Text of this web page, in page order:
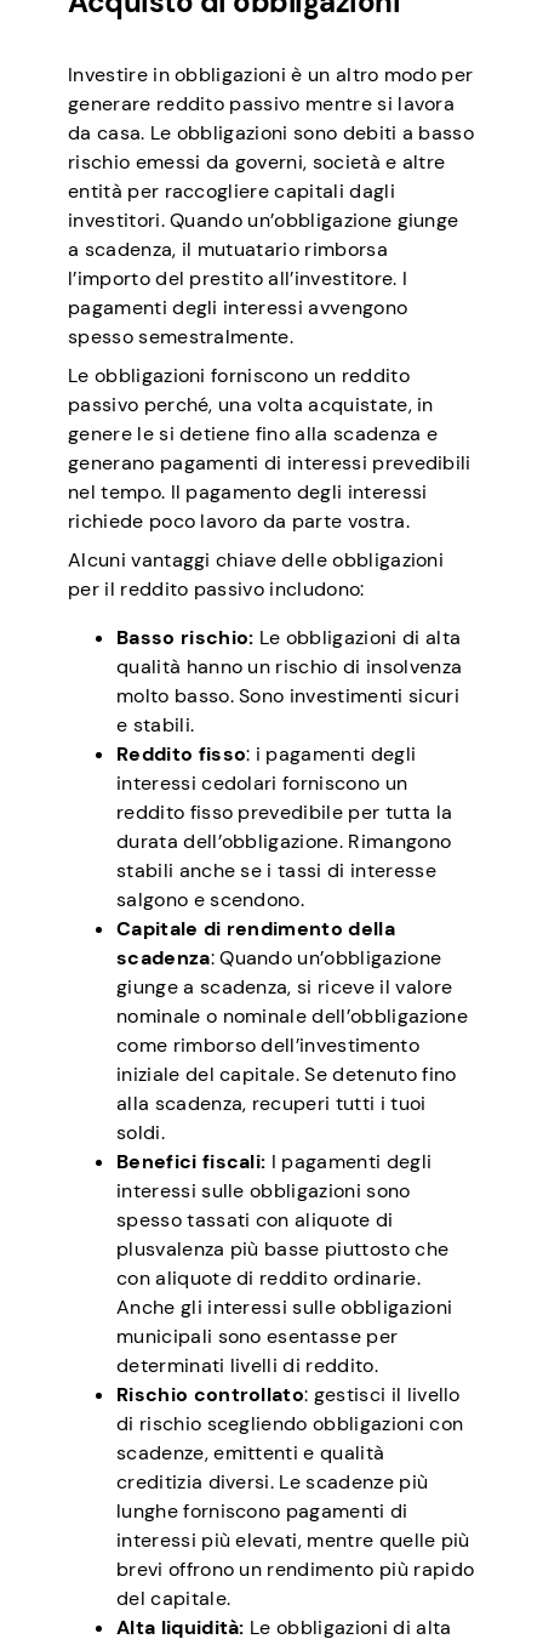
Investire in obbligazioni è un altro modo per
generare reddito passivo mentre si lavora
da casa. Le obbligazioni sono debiti a basso
rischio emessi da governi, società e altre
entità per raccogliere capitali dagli
investitori. Quando un’obbligazione giunge
a scadenza, il mutuatario rimborsa
l’importo del prestito all’investitore. I
pagamenti degli interessi avvengono
spesso semestralmente.
Le obbligazioni forniscono un reddito
passivo perché, una volta acquistate, in
genere le si detiene fino alla scadenza e
generano pagamenti di interessi prevedibili
nel tempo. Il pagamento degli interessi
richiede poco lavoro da parte vostra.
Alcuni vantaggi chiave delle obbligazioni
per il reddito passivo includono:
Basso rischio: Le obbligazioni di alta
qualità hanno un rischio di insolvenza
molto basso. Sono investimenti sicuri
e stabili.
Reddito fisso: i pagamenti degli
interessi cedolari forniscono un
reddito fisso prevedibile per tutta la
durata dell’obbligazione. Rimangono
stabili anche se i tassi di interesse
salgono e scendono.
Capitale di rendimento della
scadenza: Quando un’obbligazione
giunge a scadenza, si riceve il valore
nominale o nominale dell’obbligazione
come rimborso dell’investimento
iniziale del capitale. Se detenuto fino
alla scadenza, recuperi tutti i tuoi
soldi.
Benefici fiscali: I pagamenti degli
interessi sulle obbligazioni sono
spesso tassati con aliquote di
plusvalenza più basse piuttosto che
con aliquote di reddito ordinarie.
Anche gli interessi sulle obbligazioni
municipali sono esentasse per
determinati livelli di reddito.
Rischio controllato: gestisci il livello
di rischio scegliendo obbligazioni con
scadenze, emittenti e qualità
creditizia diversi. Le scadenze più
lunghe forniscono pagamenti di
interessi più elevati, mentre quelle più
brevi offrono un rendimento più rapido
del capitale.
Alta liquidità: Le obbligazioni di alta